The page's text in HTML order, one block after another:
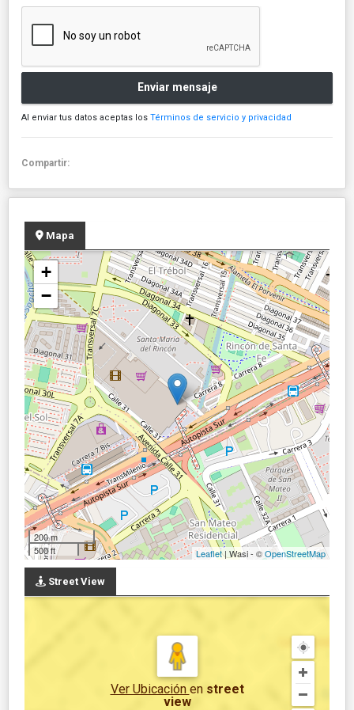
Enviar mensaje
Al enviar tus datos aceptas los Términos de servicio y privacidad
Compartir:
Mapa
+
−
200 m
500 ft
Leaflet| Wasi - ©OpenStreetMap
Street View
Ver Ubicación en street
view